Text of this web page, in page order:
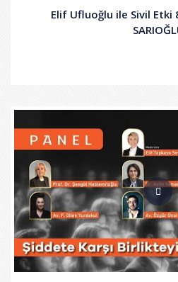
Elif Ufluoğlu ile Sivil Etki